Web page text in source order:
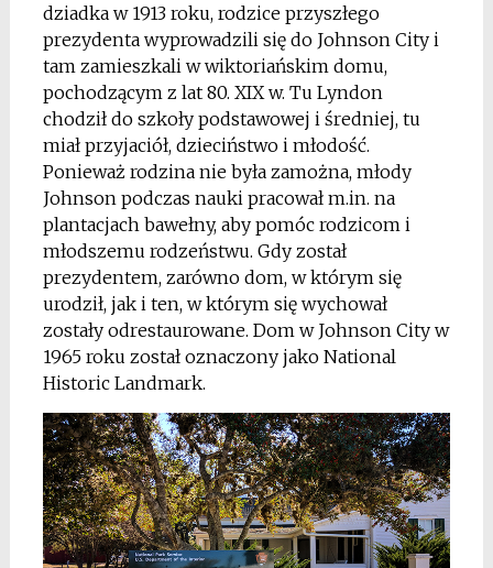
dziadka w 1913 roku, rodzice przyszłego
prezydenta wyprowadzili się do Johnson City i
tam zamieszkali w wiktoriańskim domu,
pochodzącym z lat 80. XIX w. Tu Lyndon
chodził do szkoły podstawowej i średniej, tu
miał przyjaciół, dzieciństwo i młodość.
Ponieważ rodzina nie była zamożna, młody
Johnson podczas nauki pracował m.in. na
plantacjach bawełny, aby pomóc rodzicom i
młodszemu rodzeństwu. Gdy został
prezydentem, zarówno dom, w którym się
urodził, jak i ten, w którym się wychował
zostały odrestaurowane. Dom w Johnson City w
1965 roku został oznaczony jako National
Historic Landmark.